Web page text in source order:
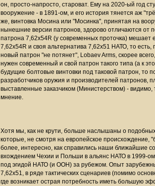
он, просто-напросто, староват. Ему на 2020-ый год
вооружение - в 1891-ом, и его история тянется аж
же, винтовка Мосина или "Мосинка", принятая на
нынешние версии патронов, здорово отличаются от
патрона 7,62х54R (у современных проточка)
7,62х54R и своя альтернатива 7,62х51 НАТО, то
новый патрон "не потянет", Lobaev Arms, скорее
нужен современный и свой патрон такого типа (а к
будущие болтовые винтовки под таковой патрон, то
разработчиков оружия и производителей патронов,
выставленные заказчиком (Министерством) -
мнение.
Хотя мы, как не крути, больше наслышаны о
которые, не смотря на европейское происхождение,
более, интересно, как справились наши ближайшие
вхождением Чехии и Польши в альянс НАТО в 1999-
под эгидой НАТО (и ООН) за рубежом. Опыт
7,62х51, в ряде тактических сценариев (помимо
где возникает острая потребность иметь большую